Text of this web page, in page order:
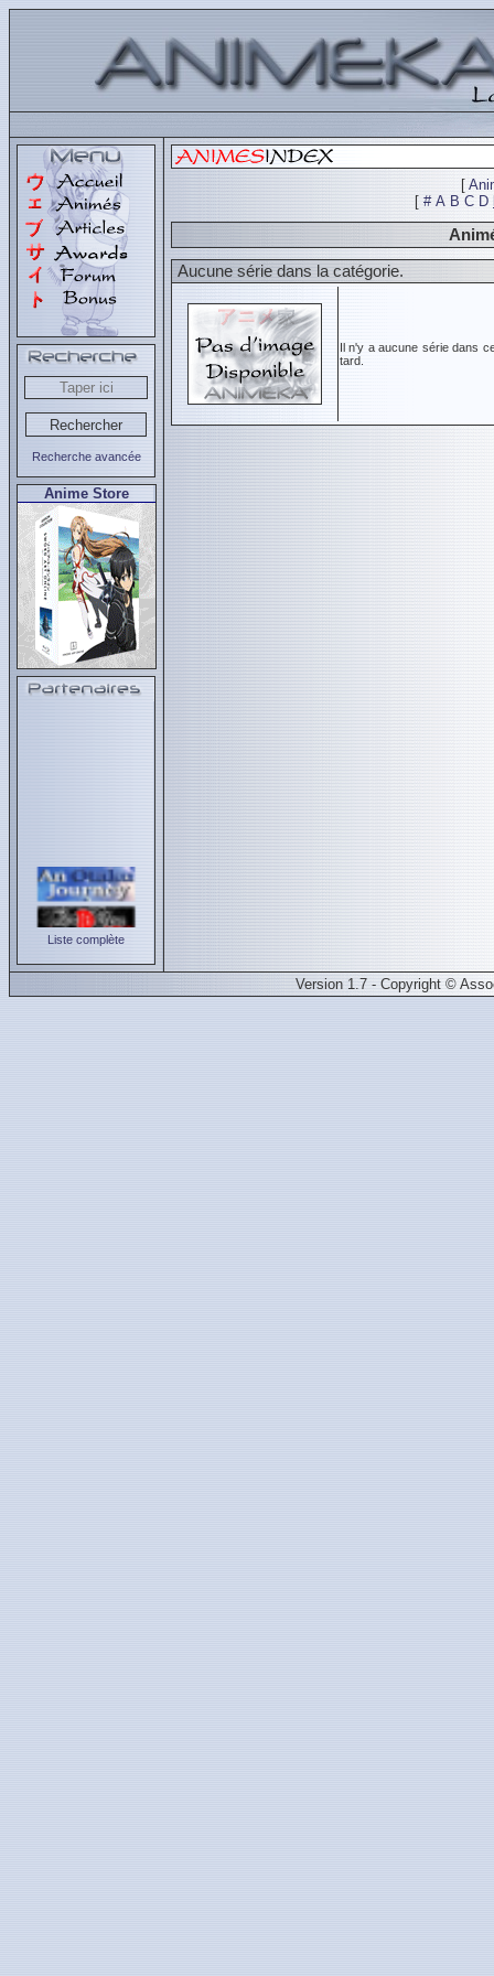
Recherche avancée
Anime Store
Liste complète
[
[ # A B C D
Aucune série dans la catégorie.
Il n'y a aucune série dans
tard.
Version 1.7 - Copyright ©